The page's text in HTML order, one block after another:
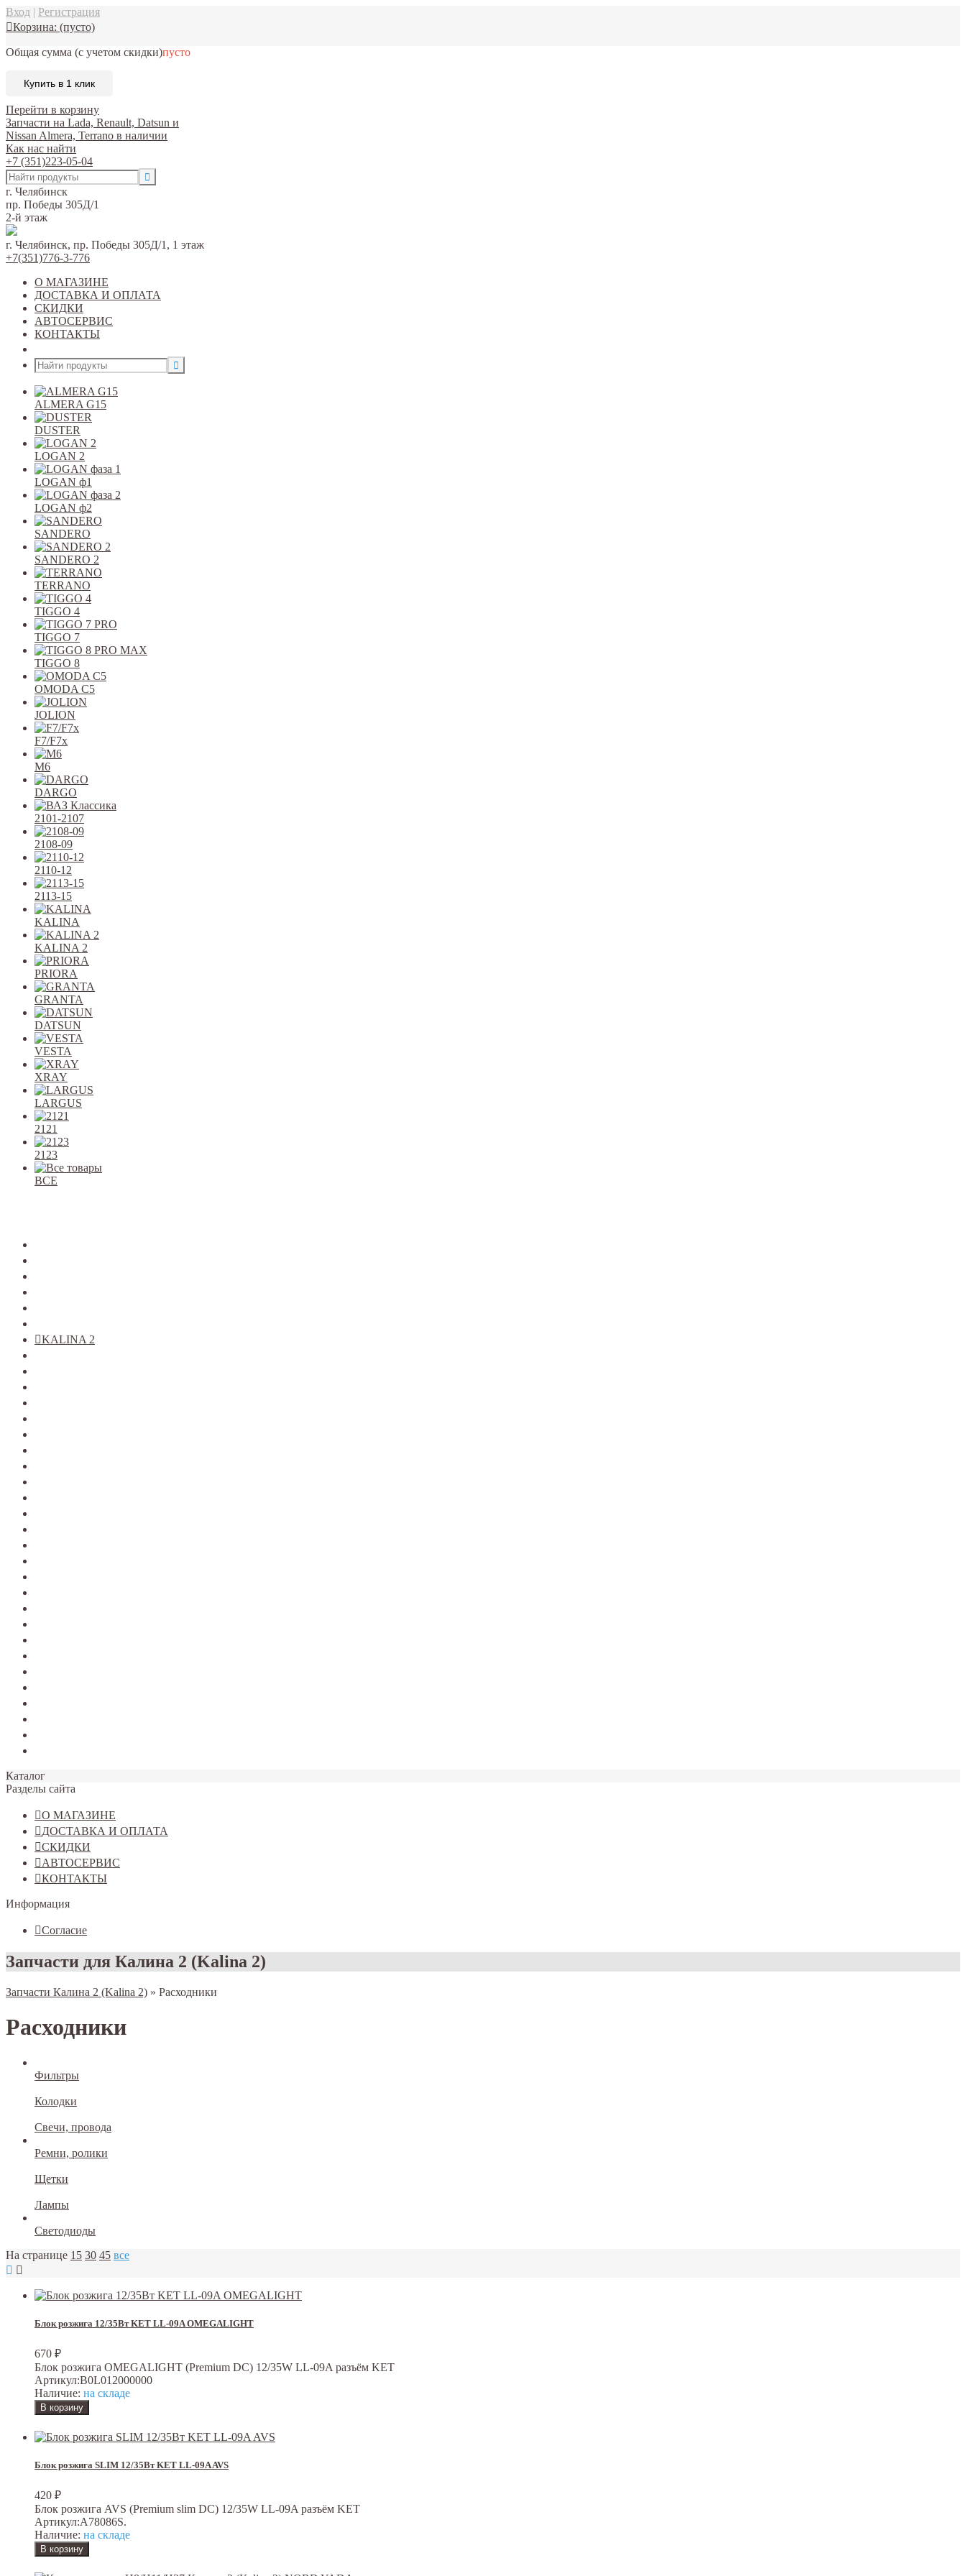
Вход | Регистрация
Корзина: (пусто)
Общая сумма (с учетом скидки)пусто
Купить в 1 клик
Перейти в корзину
Запчасти на Lada, Renault, Datsun и
Nissan Almera, Terrano в наличии
Как нас найти
+7 (351)223-05-04
г. Челябинск
пр. Победы 305Д/1
2-й этаж
г. Челябинск, пр. Победы 305Д/1, 1 этаж
+7(351)776-3-776
О МАГАЗИНЕ
ДОСТАВКА И ОПЛАТА
СКИДКИ
АВТОСЕРВИС
КОНТАКТЫ
ALMERA G15
DUSTER
LOGAN 2
LOGAN ф1
LOGAN ф2
SANDERO
SANDERO 2
TERRANO
TIGGO 4
TIGGO 7
TIGGO 8
OMODA C5
JOLION
F7/F7x
M6
DARGO
2101-2107
2108-09
2110-12
2113-15
KALINA
KALINA 2
PRIORA
GRANTA
DATSUN
VESTA
XRAY
LARGUS
2121
2123
ВСЕ
KALINA 2
Каталог
Разделы сайта
О МАГАЗИНЕ
ДОСТАВКА И ОПЛАТА
СКИДКИ
АВТОСЕРВИС
КОНТАКТЫ
Информация
Согласие
Запчасти для Калина 2 (Kalina 2)
Запчасти Калина 2 (Kalina 2) » Расходники
Расходники
Фильтры
Колодки
Свечи, провода
Ремни, ролики
Щетки
Лампы
Светодиоды
На странице 15 30 45 все
Блок розжига 12/35Вт KET LL-09A OMEGALIGHT
670 ₽
Блок розжига OMEGALIGHT (Premium DC) 12/35W LL-09A разъём KET
Артикул:B0L012000000
Наличие: на складе
Блок розжига SLIM 12/35Вт KET LL-09A AVS
420 ₽
Блок розжига AVS (Premium slim DC) 12/35W LL-09A разъём KET
Артикул:A78086S.
Наличие: на складе